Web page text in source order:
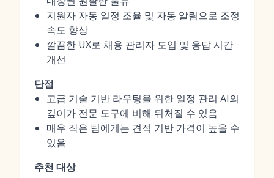
지원자 자동 일정 조율 및 자동 알림으로 조정
속도 향상
깔끔한 UX로 채용 관리자 도입 및 응답 시간
개선
단점
고급 기술 기반 라우팅을 위한 일정 관리 AI의
깊이가 전문 도구에 비해 뒤처질 수 있음
매우 작은 팀에게는 견적 기반 가격이 높을 수
있음
추천 대상